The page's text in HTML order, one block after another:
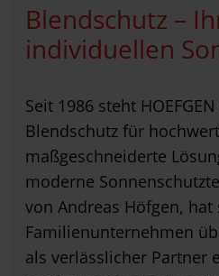
Blendschutz –
individuellen
Seit 1986 steht
Blendschutz für
maßgeschneiderte
moderne
von Andreas Höfgen, hat
Familienunternehmen
als verlässlicher Partner